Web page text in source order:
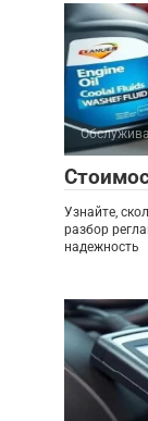
Узнайте,
разбор
надежность